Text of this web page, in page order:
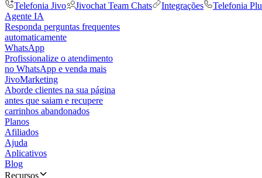
Telefonia Jivo
Jivochat Team Chats Integrações Telefonia
Agente IA
Responda perguntas frequentes
automaticamente
WhatsApp
Profissionalize o atendimento
no WhatsApp e venda mais
JivoMarketing
Aborde clientes na sua página
antes que saiam e recupere
carrinhos abandonados
Planos
Afiliados
Ajuda
Aplicativos
Blog
Recursos